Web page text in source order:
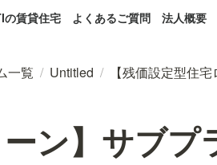
の賃貸住宅 よくあるご質問 法人概要
一覧 / Untitled /
【残価設定型住
ーン】サブプ